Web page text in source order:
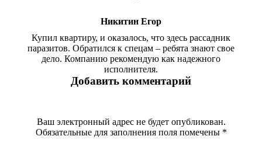
Никитин Егор
Купил квартиру, и оказалось, что здесь рассадник
паразитов. Обратился к спецам – ребята знают свое
дело. Компанию рекомендую как надежного
исполнителя.
Добавить комментарий
Ваш электронный адрес не будет опубликован.
Обязательные для заполнения поля помечены *